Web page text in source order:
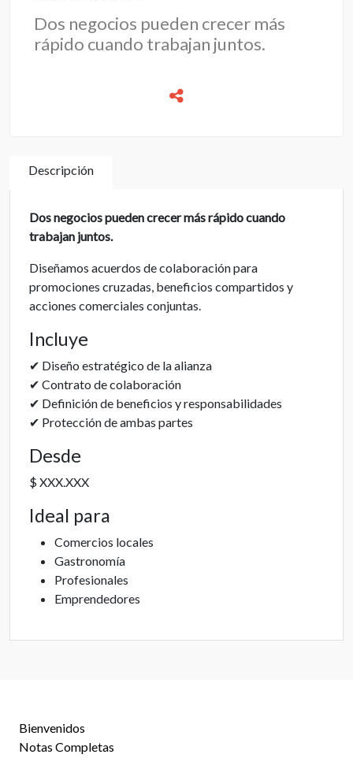
Dos negocios pueden crecer más
rápido cuando trabajan juntos.
Descripción
Dos negocios pueden crecer más rápido cuando
trabajan juntos.
Diseñamos acuerdos de colaboración para
promociones cruzadas, beneficios compartidos y
acciones comerciales conjuntas.
Incluye
✔ Diseño estratégico de la alianza
✔ Contrato de colaboración
✔ Definición de beneficios y responsabilidades
✔ Protección de ambas partes
Desde
$ XXX.XXX
Ideal para
Comercios locales
Gastronomía
Profesionales
Emprendedores
Bienvenidos
Notas Completas